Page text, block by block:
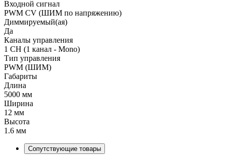
Входной сигнал
PWM СV (ШИМ по напряжению)
Диммируемый(ая)
Да
Каналы управления
1 CH (1 канал - Mono)
Тип управления
PWM (ШИМ)
Габариты
Длина
5000 мм
Ширина
12 мм
Высота
1.6 мм
Сопутствующие товары